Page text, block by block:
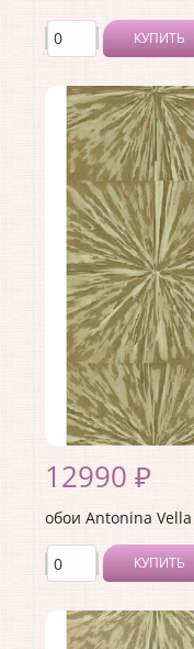
КУПИТЬ
Производитель:
Коллекция:Elegant
Длина рулона:10.05
Ширина рулона: 0.52
Материал покрытия:
Страна:США
Материал основы:
Раппорт:<>
12990 ₽
обои Antonina
КУПИТЬ
Производитель:
Коллекция:Elegant
Длина рулона:10.05